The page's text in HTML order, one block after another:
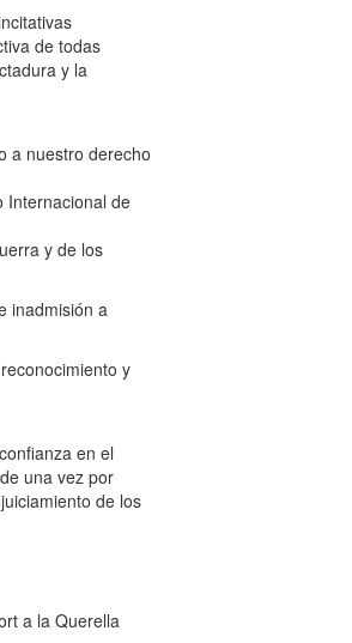
de todas
y la
a nuestro derecho
Internacional de
y de los
inadmisión a
y
en el
una vez por
de los
a la Querella